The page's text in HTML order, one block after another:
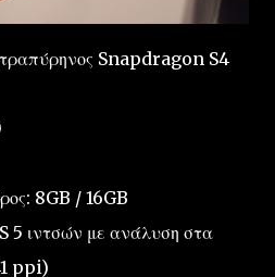
Snapdragon S4
8GB / 16GB
5 ιντσών με ανάλυση στα
ppi)